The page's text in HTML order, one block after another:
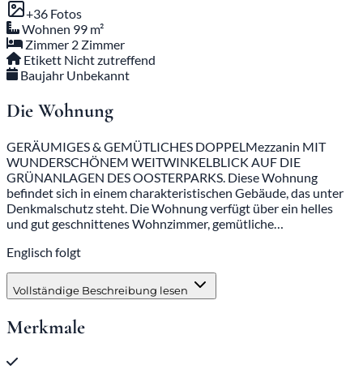
+36 Fotos
Wohnen 99 m²
Zimmer 2 Zimmer
Etikett Nicht zutreffend
Baujahr Unbekannt
Die Wohnung
GERÄUMIGES & GEMÜTLICHES DOPPELMezzanin MIT
WUNDERSCHÖNEM WEITWINKELBLICK AUF DIE
GRÜNANLAGEN DES OOSTERPARKS. Diese Wohnung
befindet sich in einem charakteristischen Gebäude, das unter
Denkmalschutz steht. Die Wohnung verfügt über ein helles
und gut geschnittenes Wohnzimmer, gemütliche…
Englisch folgt
Vollständige Beschreibung lesen
Merkmale